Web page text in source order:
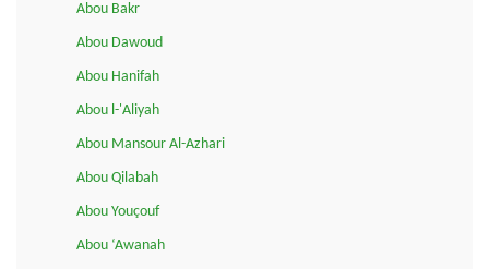
Abou Bakr
Abou Dawoud
Abou Hanifah
Abou l-'Aliyah
Abou Mansour Al-Azhari
Abou Qilabah
Abou Youçouf
Abou ‘Awanah